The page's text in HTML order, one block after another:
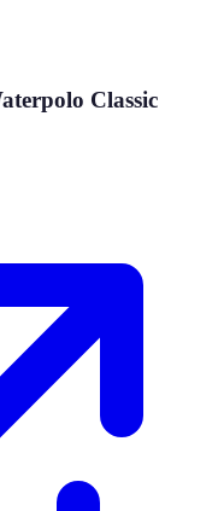
Classic